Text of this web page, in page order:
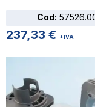
Cod:
237,33 € +IVA